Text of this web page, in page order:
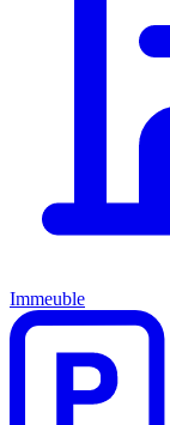
Immeuble